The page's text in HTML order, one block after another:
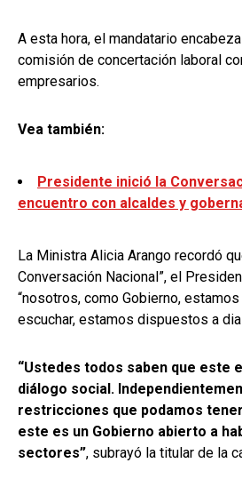
A esta hora, el mandatario
comisión de concertación laboral
empresarios.
Vea también:
Presidente inició la
encuentro con alcaldes y
La Ministra Alicia Arango recordó
Conversación Nacional”, el
“nosotros, como Gobierno,
escuchar, estamos dispuestos a
“Ustedes todos saben que este
diálogo social.
restricciones que podamos
este es un Gobierno abierto a
sectores”, subrayó la titular de la